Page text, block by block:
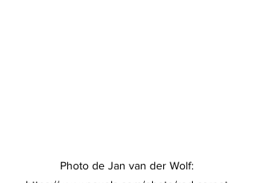
Photo de Jan van der Wolf: